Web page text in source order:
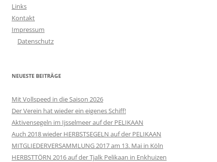
Links
Kontakt
Impressum
Datenschutz
NEUESTE BEITRÄGE
Mit Vollspeed in die Saison 2026
Der Verein hat wieder ein eigenes Schiff!
Aktivensegeln im Ijsselmeer auf der PELIKAAN
Auch 2018 wieder HERBSTSEGELN auf der PELIKAAN
MITGLIEDERVERSAMMLUNG 2017 am 13. Mai in Köln
HERBSTTÖRN 2016 auf der Tjalk Pelikaan in Enkhuizen